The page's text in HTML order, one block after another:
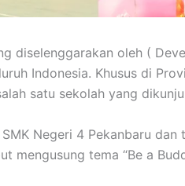
diselenggarakan oleh (
Indonesia. Khusus di
satu sekolah yang
Negeri 4 Pekanbaru
mengusung tema “Be a